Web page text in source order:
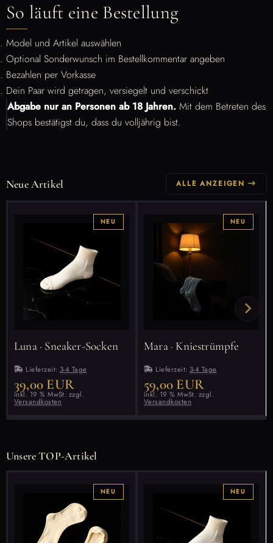
So läuft eine Bestellung
Model und Artikel auswählen
Optional Sonderwunsch im Bestellkommentar angeben
Bezahlen per Vorkasse
Dein Paar wird getragen, versiegelt und verschickt
Abgabe nur an Personen ab 18 Jahren. Mit dem Betreten des
Shops bestätigst du, dass du volljährig bist.
Neue Artikel ALLE ANZEIGEN
NEU
Luna · Sneaker-Socken
Lieferzeit: 3-4 Tage
39,00 EUR
inkl. 19 % MwSt. zzgl.
Versandkosten
NEU
Mara · Kniestrümpfe
Lieferzeit: 3-4 Tage
59,00 EUR
inkl. 19 % MwSt. zzgl.
Versandkosten
Unsere TOP-Artikel
NEU NEU